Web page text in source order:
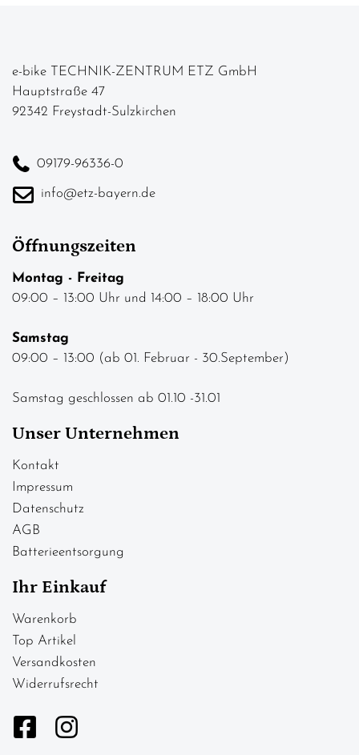
e-bike TECHNIK-ZENTRUM ETZ GmbH
Hauptstraße 47
92342 Freystadt-Sulzkirchen
09179-96336-0
info@etz-bayern.de
Öffnungszeiten
Montag - Freitag
09:00 – 13:00 Uhr und 14:00 – 18:00 Uhr
Samstag
09:00 – 13:00 (ab 01. Februar - 30.September)
Samstag geschlossen ab 01.10 -31.01
Unser Unternehmen
Kontakt
Impressum
Datenschutz
AGB
Batterieentsorgung
Ihr Einkauf
Warenkorb
Top Artikel
Versandkosten
Widerrufsrecht